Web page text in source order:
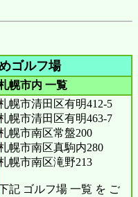
ゴルフ場
幌市内 一覧
幌市清田区有明412-5
幌市清田区有明463-7
幌市南区常盤200
幌市南区真駒内280
幌市南区滝野213
記 ゴルフ場 一覧 を ご